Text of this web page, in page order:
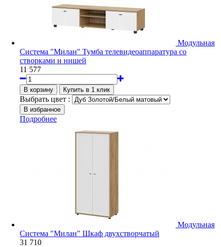
Модульная
Система "Милан" Тумба телевидеоаппаратура со
створками и нишей
11 577
Выбрать цвет :
Подробнее
Модульная
Система "Милан" Шкаф двухстворчатый
31 710